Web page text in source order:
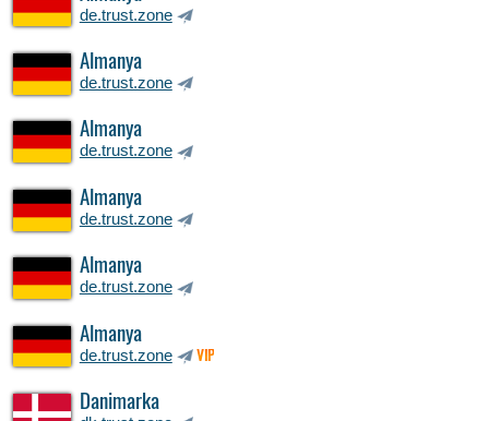
de.trust.zone
Almanya
de.trust.zone
Almanya
de.trust.zone
Almanya
de.trust.zone
Almanya
de.trust.zone
Almanya
de.trust.zone VIP
Danimarka